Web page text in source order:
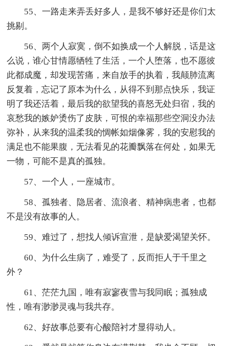
55、一路走来弄丢好多人，是我不够好还是你们太
挑剔。
56、两个人寂寞，倒不如换成一个人解脱，话是这
么说，谁心甘情愿牺牲了生活，一个人堕落，也不愿彼
此都成魔，却发现苦痛，来自放手的执着，我颠肺流离
反复着，忘记了原本为什么，从得不到那点快乐，我证
明了我还活着，最后我的欲望我的喜怒无处归宿，我的
哀愁我的嫉妒烫伤了皮肤，可恨的幸福那些空洞没办法
弥补，从来我的温柔我的惆帐如烟像雾，我的安慰我的
满足也不能果腹，无法看见的花瓣飘落在何处，如果无
一物，可能不是真的孤独。
57、一个人，一座城市。
58、孤独者、隐居者、流浪者、精神病患者，也都
不是没有故事的人。
59、难过了，想找人倾诉宣泄，是缺爱渴望关怀。
60、为什么生病了，难受了，反而拒人于千里之
外？
61、茫茫九国，唯有寂寥夜雪与我同眠；孤独成
性，唯有渺渺灵魂与我共存。
62、好故事总要有心酸陪衬才显得动人。